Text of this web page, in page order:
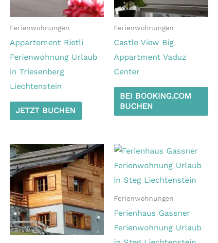
Ferienwohnungen
Appartement Rietli
Ferienwohnung Urlaub
in Triesenberg
Liechtenstein
JETZT BUCHEN
Ferienwohnungen
Castle View Big
Appartment Vaduz
Center
BEI BOOKING.COM
BUCHEN
Ferienwohnungen
Ferienhaus Gassner
Ferienwohnung Urlaub